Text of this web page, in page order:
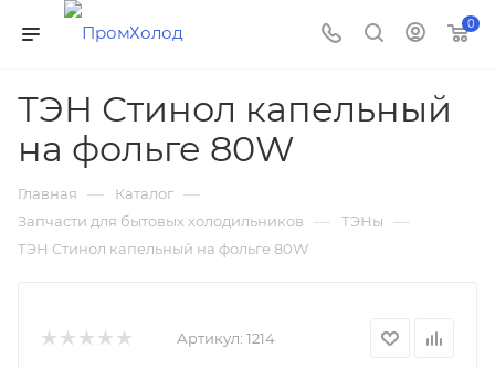
0
ТЭН Стинол капельный
на фольге 80W
Главная — Каталог —
Запчасти для бытовых холодильников — ТЭНы —
ТЭН Стинол капельный на фольге 80W
Артикул: 1214